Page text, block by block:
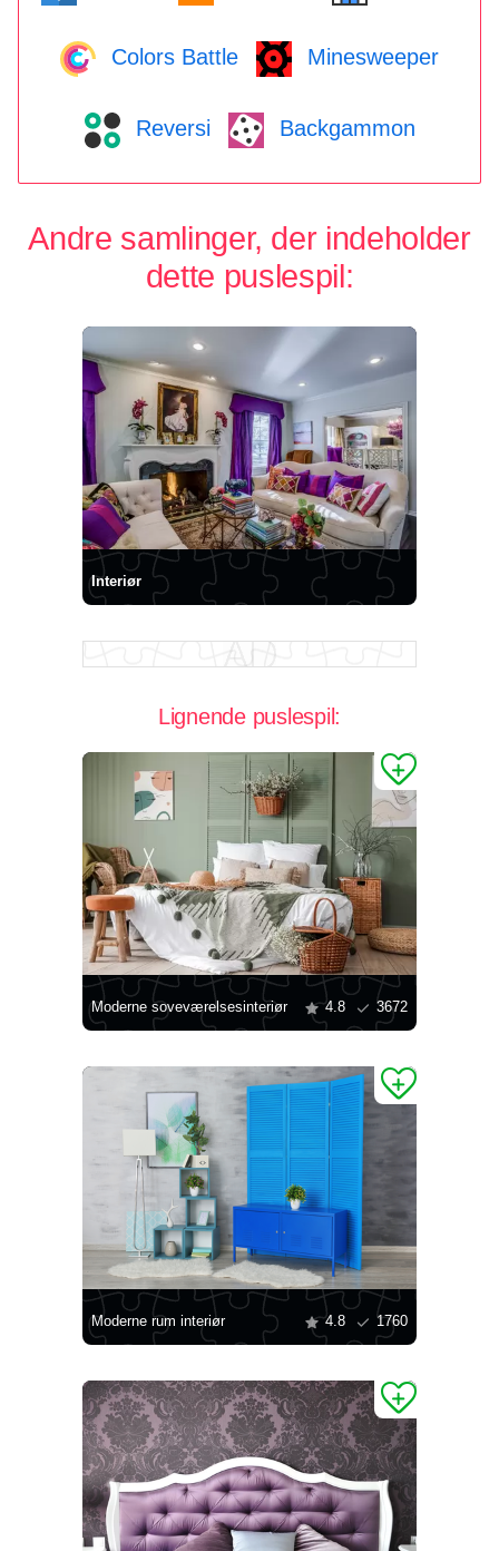
Colors Battle Minesweeper
Reversi Backgammon
Andre samlinger, der indeholder
dette puslespil:
Interiør
Lignende puslespil:
Moderne soveværelsesinteriør 4.8 3672
Moderne rum interiør 4.8 1760